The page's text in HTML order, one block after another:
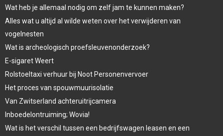
Wat heb je allemaal nodig om zelf jam te kunnen maken?
Alles wat u altijd al wilde weten over het verwijderen van
vogelnesten
Wat is archeologisch proefsleuvenonderzoek?
E-sigaret Weert
Rolstoeltaxi verhuur bij Noot Personenvervoer
Het proces van spouwmuurisolatie
Van Zwitserland achteruitrijcamera
Inboedelontruiming; Wovia!
Wat is het verschil tussen een bedrijfswagen leasen en een